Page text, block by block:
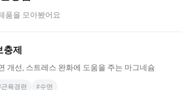
품을 모아봤어요
제
개선, 스트레스 완화에 도움을 주는 마그네슘
근육경련 #수면